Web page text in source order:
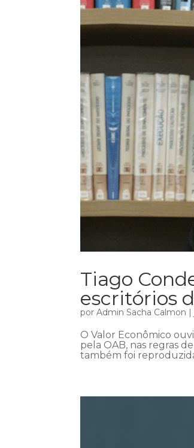
Tiago
escritórios
porAdmin Sacha Calmon |
O Valor Econômico
pela OAB, nas regras
também foi